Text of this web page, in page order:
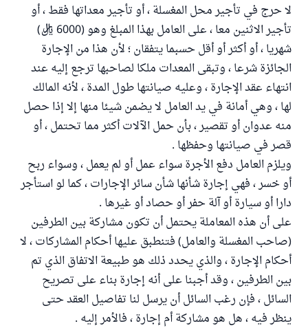
لا حرج في تأجير محل المغسلة ، أو تأجير معداتها فقط ، أو
تأجير الاثنين معا ، على العامل بهذا المبلغ وهو (6000 ريال)
شهريا ، أو أكثر أو أقل حسبما يتفقان ؛ لأن هذا من الإجارة
الجائزة شرعا ، وتبقى المعدات ملكا لصاحبها ترجع إليه عند
انتهاء عقد الإجارة ، وعليه صيانتها طول المدة ، لأنه المالك
لها ، وهي أمانة في يد العامل لا يضمن شيئا منها إلا إذا حصل
منه عدوان أو تقصير ، بأن حمل الآلات أكثر مما تحتمل ، أو
قصر في صيانتها وحفظها .
ويلزم العامل دفع الأجرة سواء عمل أو لم يعمل ، وسواء ربح
أو خسر ، فهي إجارة شأنها شأن سائر الإجارات ، كما لو استأجر
دارا أو سيارة أو آلة حفر أو حصاد أو غيرها .
على أن هذه المعاملة يحتمل أن تكون مشاركة بين الطرفين
(صاحب المغسلة والعامل) فتنطبق عليها أحكام المشاركات ، لا
أحكام الإجارة ، والذي يحدد ذلك هو طبيعة الاتفاق الذي تم
بين الطرفين ، وقد أجبنا على أنه إجارة بناء على تصريح
السائل ، فإن رغب السائل أن يرسل لنا تفاصيل العقد حتى
ينظر فيه ، هل هو مشاركة أم إجارة ، فالأمر إليه .